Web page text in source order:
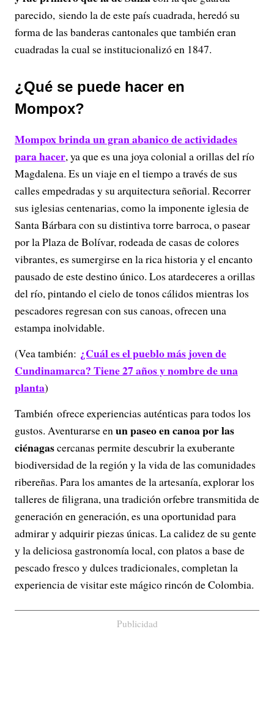
parecido, siendo la de este país cuadrada, heredó su
forma de las banderas cantonales que también eran
cuadradas la cual se institucionalizó en 1847.
¿Qué se puede hacer en
Mompox?
Mompox brinda un gran abanico de actividades
para hacer, ya que es una joya colonial a orillas del río
Magdalena. Es un viaje en el tiempo a través de sus
calles empedradas y su arquitectura señorial. Recorrer
sus iglesias centenarias, como la imponente iglesia de
Santa Bárbara con su distintiva torre barroca, o pasear
por la Plaza de Bolívar, rodeada de casas de colores
vibrantes, es sumergirse en la rica historia y el encanto
pausado de este destino único. Los atardeceres a orillas
del río, pintando el cielo de tonos cálidos mientras los
pescadores regresan con sus canoas, ofrecen una
estampa inolvidable.
(Vea también: ¿Cuál es el pueblo más joven de
Cundinamarca? Tiene 27 años y nombre de una
planta)
También ofrece experiencias auténticas para todos los
gustos. Aventurarse enun paseo en canoa por las
ciénagascercanas permite descubrir la exuberante
biodiversidad de la región y la vida de las comunidades
ribereñas. Para los amantes de la artesanía, explorar los
talleres de filigrana, una tradición orfebre transmitida de
generación en generación, es una oportunidad para
admirar y adquirir piezas únicas. La calidez de su gente
y la deliciosa gastronomía local, con platos a base de
pescado fresco y dulces tradicionales, completan la
experiencia de visitar este mágico rincón de Colombia.
Publicidad